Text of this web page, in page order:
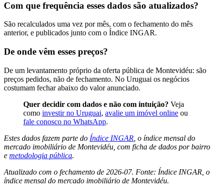
Com que frequência esses dados são atualizados?
São recalculados uma vez por mês, com o fechamento do mês
anterior, e publicados junto com o Índice INGAR.
De onde vêm esses preços?
De um levantamento próprio da oferta pública de Montevidéu: são
preços pedidos, não de fechamento. No Uruguai os negócios
costumam fechar abaixo do valor anunciado.
Quer decidir com dados e não com intuição? Veja
como investir no Uruguai, avalie um imóvel online ou
fale conosco no WhatsApp.
Estes dados fazem parte do Índice INGAR , o índice mensal do
mercado imobiliário de Montevidéu, com ficha de dados por bairro
e metodologia pública.
Atualizado com o fechamento de 2026-07. Fonte: Índice INGAR, o
índice mensal do mercado imobiliário de Montevidéu.